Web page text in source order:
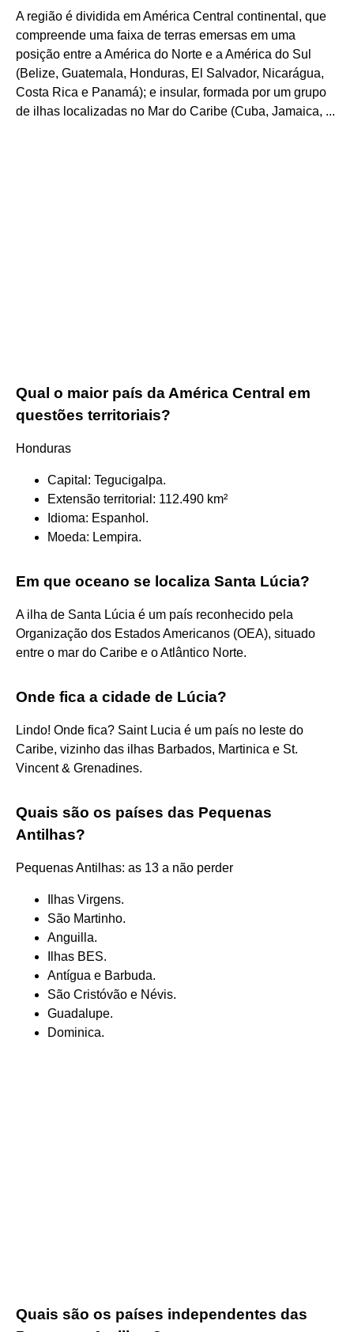
A região é dividida em América Central continental, que
compreende uma faixa de terras emersas em uma
posição entre a América do Norte e a América do Sul
(Belize, Guatemala, Honduras, El Salvador, Nicarágua,
Costa Rica e Panamá); e insular, formada por um grupo
de ilhas localizadas no Mar do Caribe (Cuba, Jamaica, ...
Qual o maior país da América Central em
questões territoriais?
Honduras
Capital: Tegucigalpa.
Extensão territorial: 112.490 km²
Idioma: Espanhol.
Moeda: Lempira.
Em que oceano se localiza Santa Lúcia?
A ilha de Santa Lúcia é um país reconhecido pela
Organização dos Estados Americanos (OEA), situado
entre o mar do Caribe e o Atlântico Norte.
Onde fica a cidade de Lúcia?
Lindo! Onde fica? Saint Lucia é um país no leste do
Caribe, vizinho das ilhas Barbados, Martinica e St.
Vincent & Grenadines.
Quais são os países das Pequenas
Antilhas?
Pequenas Antilhas: as 13 a não perder
Ilhas Virgens.
São Martinho.
Anguilla.
Ilhas BES.
Antígua e Barbuda.
São Cristóvão e Névis.
Guadalupe.
Dominica.
Quais são os países independentes das